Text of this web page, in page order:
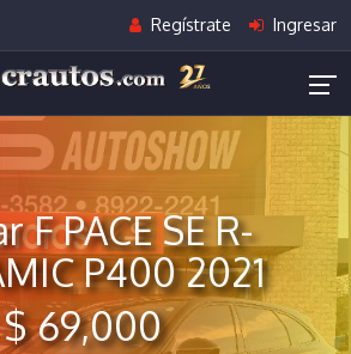
Regístrate Ingresar
F PACE SE R-
P400 2021
$ 69,000